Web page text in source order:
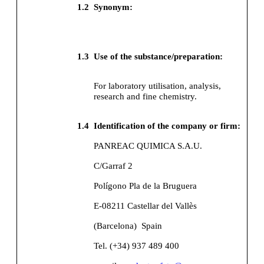
1.2 Synonym:
1.3 Use of the substance/preparation:
For laboratory utilisation, analysis,
research and fine chemistry.
1.4 Identification of the company or firm:
PANREAC QUIMICA S.A.U.
C/Garraf 2
Polígono Pla de la Bruguera
E-08211 Castellar del Vallès
(Barcelona) Spain
Tel. (+34) 937 489 400